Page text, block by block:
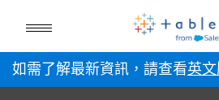
如需了解最新資訊，請查看英文